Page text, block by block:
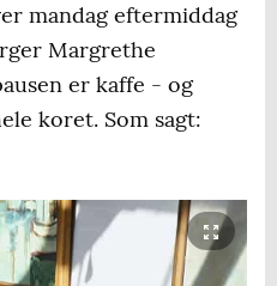
mandag eftermiddag
Margrethe
er kaffe - og
koret. Som sagt: